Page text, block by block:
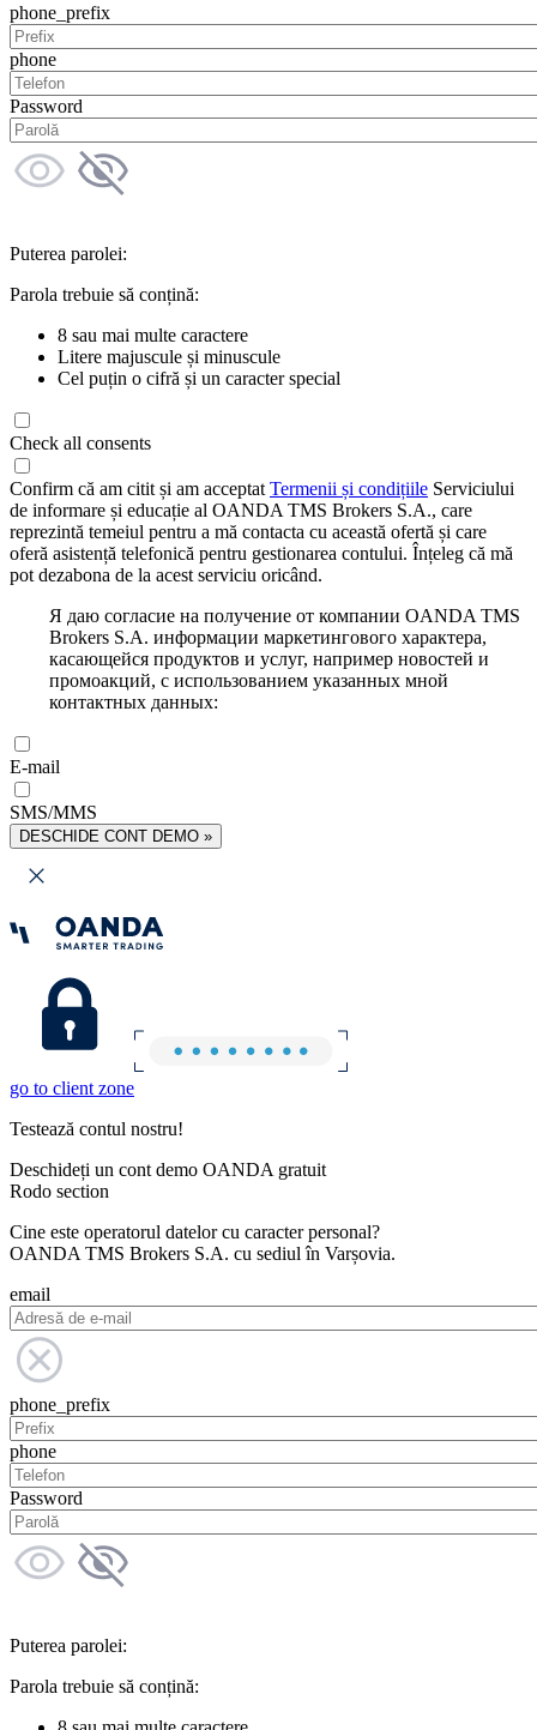
phone_prefix
phone
Password
Puterea parolei:
Parola trebuie să conțină:
8 sau mai multe caractere
Litere majuscule și minuscule
Cel puțin o cifră și un caracter special
Check all consents
Confirm că am citit și am acceptat Termenii și condițiile Serviciului
de informare și educație al OANDA TMS Brokers S.A., care
reprezintă temeiul pentru a mă contacta cu această ofertă și care
oferă asistență telefonică pentru gestionarea contului. Înțeleg că mă
pot dezabona de la acest serviciu oricând.
Я даю согласие на получение от компании OANDA TMS
Brokers S.A. информации маркетингового характера,
касающейся продуктов и услуг, например новостей и
промоакций, с использованием указанных мной
контактных данных:
E-mail
SMS/MMS
DESCHIDE CONT DEMO »
go to client zone
Testează contul nostru!
Deschideți un cont demo OANDA gratuit
Rodo section
Cine este operatorul datelor cu caracter personal?
OANDA TMS Brokers S.A. cu sediul în Varșovia.
email
phone_prefix
phone
Password
Puterea parolei:
Parola trebuie să conțină: